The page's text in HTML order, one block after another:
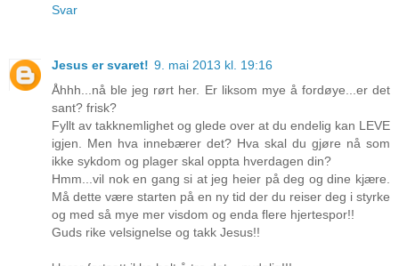
Svar
Jesus er svaret! 9. mai 2013 kl. 19:16
Åhhh...nå ble jeg rørt her. Er liksom mye å fordøye...er det
sant? frisk?
Fyllt av takknemlighet og glede over at du endelig kan LEVE
igjen. Men hva innebærer det? Hva skal du gjøre nå som
ikke sykdom og plager skal oppta hverdagen din?
Hmm...vil nok en gang si at jeg heier på deg og dine kjære.
Må dette være starten på en ny tid der du reiser deg i styrke
og med så mye mer visdom og enda flere hjertespor!!
Guds rike velsignelse og takk Jesus!!